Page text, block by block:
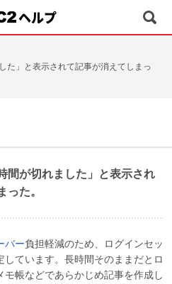
ヘルプ
た」と表示されて記事が消えてしまっ
間が切れました」と表示され
った。
バー負担軽減のため、ログインセッ
しています。長時間そのままだとロ
モ帳などであらかじめ記事を作成し